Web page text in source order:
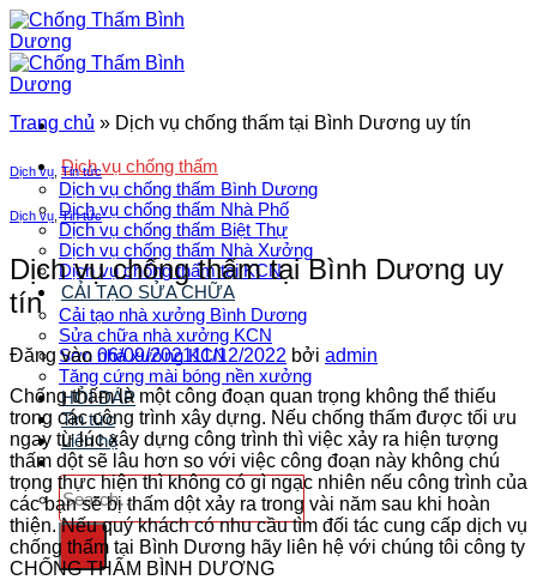
Bỏ
qua
nội
dung
Dịch vụ chống thấm
Dịch vụ chống thấm Bình Dương
Dịch vụ chống thấm Nhà Phố
Dịch vụ chống thấm Biệt Thự
Dịch vụ chống thấm Nhà Xưởng
Dịch vụ chống thấm tại KCN
CẢI TẠO SỬA CHỮA
Cải tạo nhà xưởng Bình Dương
Sửa chữa nhà xưởng KCN
Sơn nhà xưởng KCN
Tăng cứng mài bóng nền xưởng
HỎI ĐÁP
Tin tức
Liên hệ
Trang chủ » Dịch vụ chống thấm tại Bình Dương uy tín
Dịch vụ Tin tức
Dịch vụ ,Tin tức
Dịch vụ chống thấm tại Bình Dương uy
tín
Đăng vào 06/09/202111/12/2022 bởi admin
Chống thấmlà một công đoạn quan trọng không thể thiếu
trong các công trình xây dựng. Nếu chống thấm được tối ưu
ngay từ lúc xây dựng công trình thì việc xảy ra hiện tượng
thấm dột sẽ lâu hơn so với việc công đoạn này không chú
trọng thực hiện thì không có gì ngạc nhiên nếu công trình của
các bạn sẽ bị thấm dột xảy ra trong vài năm sau khi hoàn
thiện. Nếu quý khách có nhu cầu tìm đối tác cung cấp dịch vụ
chống thấm tại Bình Dương hãy liên hệ với chúng tôi công ty
CHỐNG THẤM BÌNH DƯƠNG